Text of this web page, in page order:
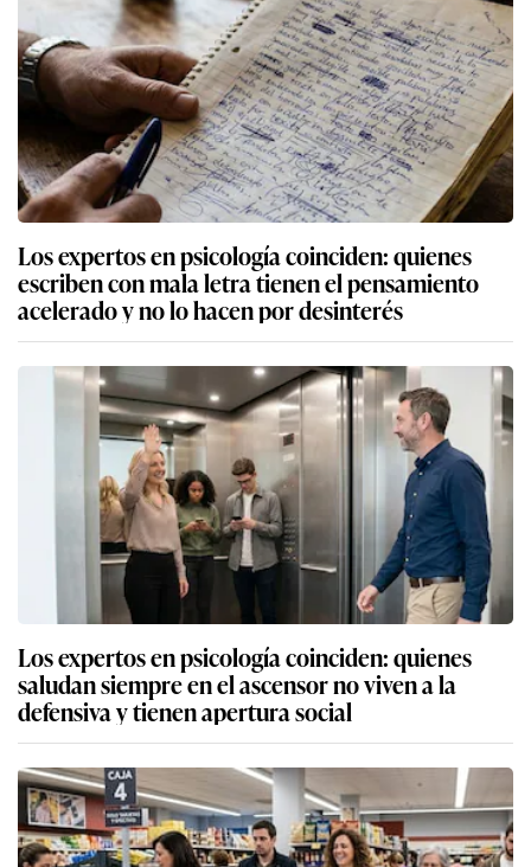
Los expertos en psicología coinciden: quienes
escriben con mala letra tienen el pensamiento
acelerado y no lo hacen por desinterés
Los expertos en psicología coinciden: quienes
saludan siempre en el ascensor no viven a la
defensiva y tienen apertura social